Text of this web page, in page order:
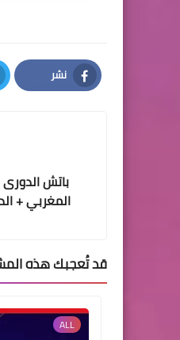
نشر
Facebook
باتش
V1.0
قد تُعجبك هذه
ALL